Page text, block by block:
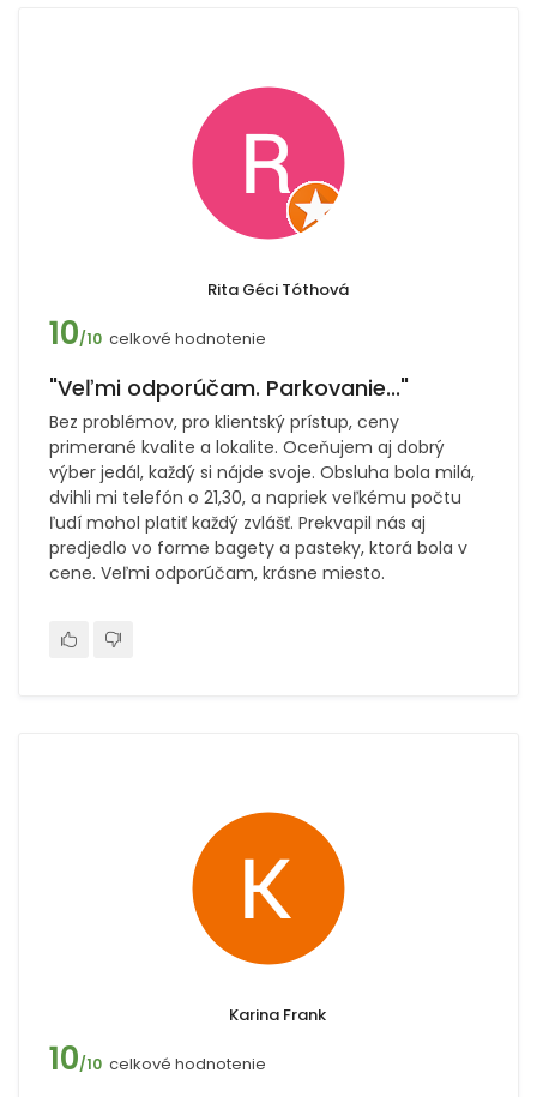
Rita Géci Tóthová
10/10 celkové hodnotenie
"Veľmi odporúčam. Parkovanie..."
Bez problémov, pro klientský prístup, ceny
primerané kvalite a lokalite. Oceňujem aj dobrý
výber jedál, každý si nájde svoje. Obsluha bola milá,
dvihli mi telefón o 21,30, a napriek veľkému počtu
ľudí mohol platiť každý zvlášť. Prekvapil nás aj
predjedlo vo forme bagety a pasteky, ktorá bola v
cene. Veľmi odporúčam, krásne miesto.
Karina Frank
10/10 celkové hodnotenie